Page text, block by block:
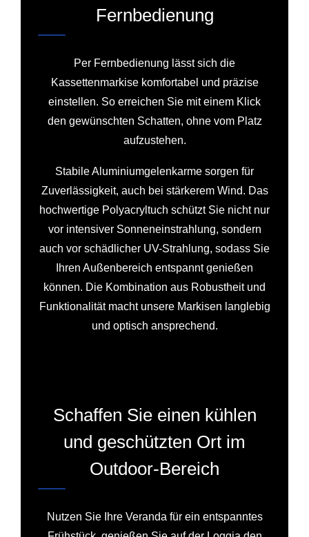
Fernbedienung
Per Fernbedienung lässt sich die
Kassettenmarkise komfortabel und präzise
einstellen. So erreichen Sie mit einem Klick
den gewünschten Schatten, ohne vom Platz
aufzustehen.
Stabile Aluminiumgelenkarme sorgen für
Zuverlässigkeit, auch bei stärkerem Wind. Das
hochwertige Polyacryltuch schützt Sie nicht nur
vor intensiver Sonneneinstrahlung, sondern
auch vor schädlicher UV-Strahlung, sodass Sie
Ihren Außenbereich entspannt genießen
können. Die Kombination aus Robustheit und
Funktionalität macht unsere Markisen langlebig
und optisch ansprechend.
Schaffen Sie einen kühlen
und geschützten Ort im
Outdoor-Bereich
Nutzen Sie Ihre Veranda für ein entspanntes